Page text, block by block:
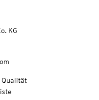
KG
Qualität